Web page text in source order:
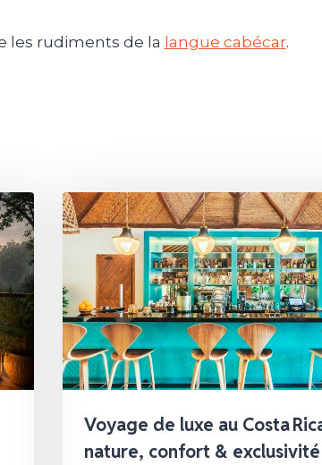
les rudiments de la langue cabécar.
Voyage de luxe au Costa
nature, confort &